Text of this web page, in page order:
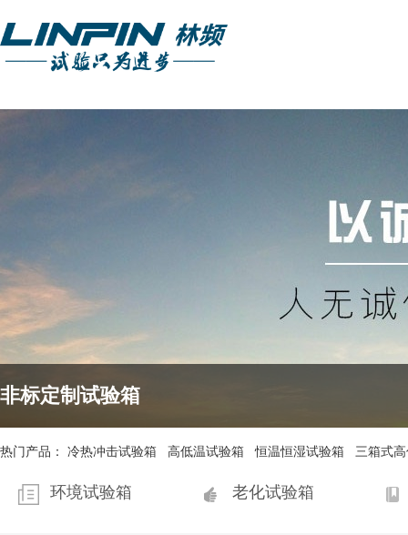
非标定制试验箱
热门产品： 冷热冲击试验箱 高低温试验箱 恒温恒湿试验箱 三箱式
环境试验箱 老化试验箱